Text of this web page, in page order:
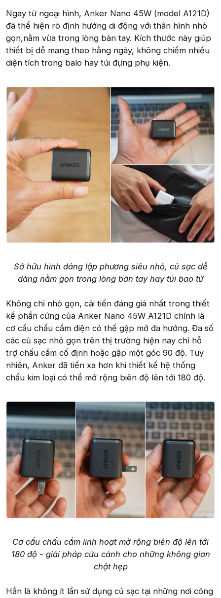
Ngay từ ngoại hình, Anker Nano 45W (model A121D)
đã thể hiện rõ định hướng di động với thân hình nhỏ
gọn,nằm vừa trong lòng bàn tay. Kích thước này giúp
thiết bị dễ mang theo hằng ngày, không chiếm nhiều
diện tích trong balo hay túi đựng phụ kiện.
Sở hữu hình dáng lập phương siêu nhỏ, củ sạc dễ
dàng nằm gọn trong lòng bàn tay hay túi bao tử
Không chỉ nhỏ gọn, cải tiến đáng giá nhất trong thiết
kế phần cứng của Anker Nano 45W A121D chính là
cơ cấu chấu cắm điện có thể gập mở đa hướng. Đa số
các củ sạc nhỏ gọn trên thị trường hiện nay chỉ hỗ
trợ chấu cắm cố định hoặc gập một góc 90 độ. Tuy
nhiên, Anker đã tiến xa hơn khi thiết kế hệ thống
chấu kim loại có thể mở rộng biên độ lên tới 180 độ.
Cơ cấu chấu cắm linh hoạt mở rộng biên độ lên tới
180 độ - giải pháp cứu cánh cho những không gian
chật hẹp
Hẳn là không ít lần sử dụng củ sạc tại những nơi công